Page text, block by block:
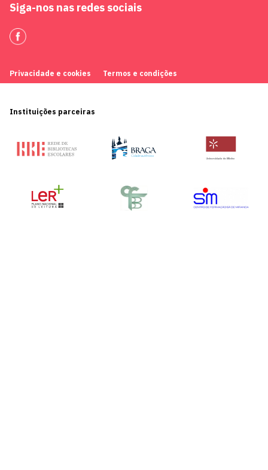
Siga-nos nas redes sociais
Privacidade e cookies Termos e condições
Instituições parceiras